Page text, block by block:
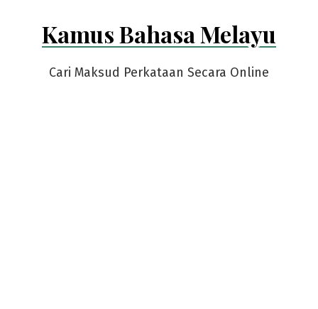
Kamus Bahasa Melayu
Cari Maksud Perkataan Secara Online